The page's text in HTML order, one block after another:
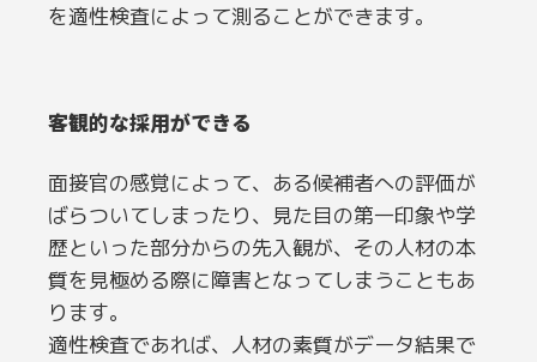
を適性検査によって測ることができます。
客観的な採用ができる
面接官の感覚によって、ある候補者への評価が
ばらついてしまったり、見た目の第一印象や学
歴といった部分からの先入観が、その人材の本
質を見極める際に障害となってしまうこともあ
ります。
適性検査であれば、人材の素質がデータ結果で